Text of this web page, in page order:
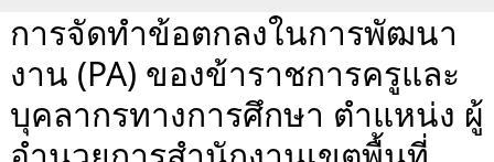
การจัดทำข้อตกลงในการพัฒนา
งาน (PA) ของข้าราชการครูและ
บุคลากรทางการศึกษา ตำแหน่ง ผู้